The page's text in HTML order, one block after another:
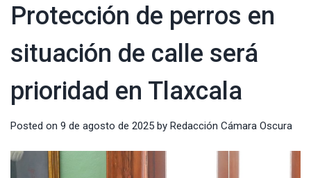
Protección de perros en
situación de calle será
prioridad en Tlaxcala
Posted on 9 de agosto de 2025 by Redacción Cámara Oscura